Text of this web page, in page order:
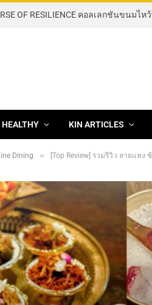
HEALTHY KIN ARTICLES
Dining » [Top Review] รวมรีวิว ลายแท